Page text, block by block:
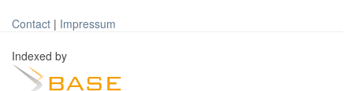
Contact | Impressum
Indexed by